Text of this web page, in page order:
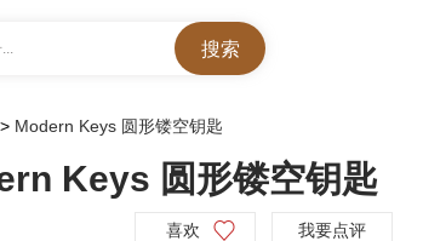
Modern Keys 圆形镂空钥匙
Keys 圆形镂空钥匙
喜欢 我要点评